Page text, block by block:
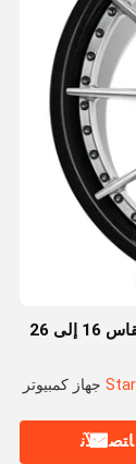
Anrky C38 عجلات فيراري أحادية الكتلة مقعرة مقاس 16 إلى 26
MOQ：4 جهاز كمبيوتر
ﺎﺘﺼﻟ ﺍﻶﻧ